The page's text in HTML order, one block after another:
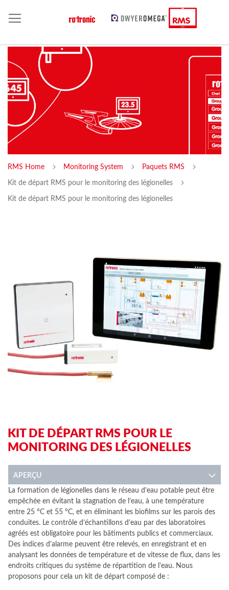
RMS Home Monitoring System Paquets RMS
Kit de départ RMS pour le monitoring des légionelles
Kit de départ RMS pour le monitoring des légionelles
KIT DE DÉPART RMS POUR LE
MONITORING DES LÉGIONELLES
APERÇU
La formation de légionelles dans le réseau d’eau potable peut être
empêchée en évitant la stagnation de l’eau, à une température
entre 25 °C et 55 °C, et en éliminant les biofilms sur les parois des
conduites. Le contrôle d’échantillons d’eau par des laboratoires
agréés est obligatoire pour les bâtiments publics et commerciaux.
Des indices d’alarme peuvent être relevés, en enregistrant et en
analysant les données de température et de vitesse de flux, dans les
endroits critiques du système de répartition de l’eau. Nous
proposons pour cela un kit de départ composé de :
images
gallery
of